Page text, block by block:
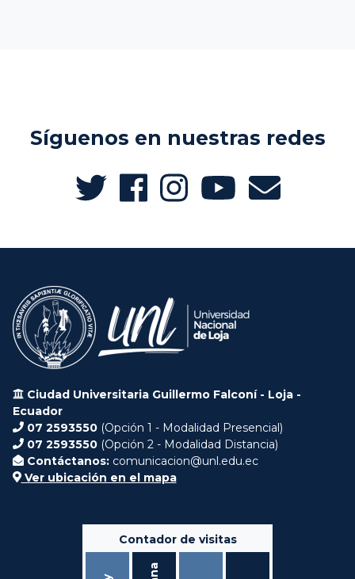
Síguenos en nuestras redes
Ciudad Universitaria Guillermo Falconí - Loja -
Ecuador
07 2593550 (Opción 1 - Modalidad Presencial)
07 2593550 (Opción 2 - Modalidad Distancia)
Contáctanos: comunicacion@unl.edu.ec
Ver ubicación en el mapa
Contador de visitas